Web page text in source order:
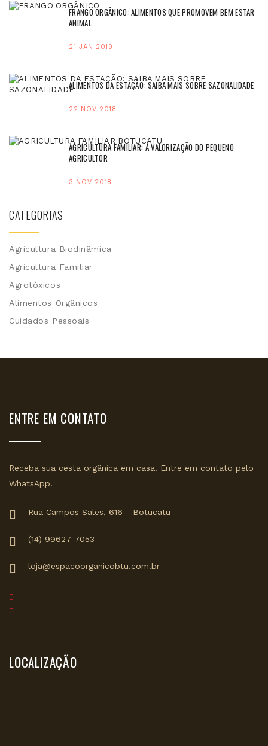
FRANGO ORGÂNICO: ALIMENTOS QUE PROMOVEM BEM ESTAR
ANIMAL
21 JAN 2019
ALIMENTOS DA ESTAÇÃO: SAIBA MAIS SOBRE SAZONALIDADE
22 NOV 2018
AGRICULTURA FAMILIAR: A VALORIZAÇÃO DO PEQUENO
AGRICULTOR
3 NOV 2018
CATEGORIAS
Agricultura Biodinâmica
Agricultura Familiar
Agrotóxicos
Alimentos Orgânicos
Cuidados Pessoais
ENTRE EM CONTATO
Receba sua cesta orgânica em casa. Entre em contato pelo
WhatsApp!
Rua Campos Sales, 616 - Botucatu
(14) 99627-7053
loja@espacoorganicobtu.com.br
LOCALIZAÇÃO